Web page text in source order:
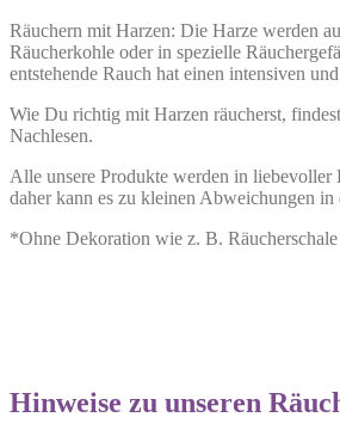
Räuchern mit Harzen: Die Harze werden
Räucherkohle oder in spezielle
entstehende Rauch hat einen intensiven
Wie Du richtig mit Harzen räucherst,
Nachlesen.
Alle unsere Produkte werden in liebevoller
daher kann es zu kleinen Abweichungen
*Ohne Dekoration wie z. B. Räucherschale
Hinweise zu unseren